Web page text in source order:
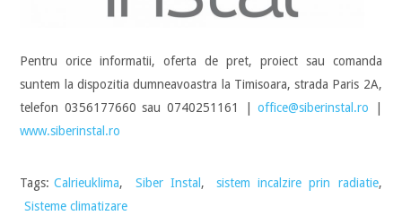
Pentru orice informatii, oferta de pret, proiect sau comanda
suntem la dispozitia dumneavoastra la Timisoara, strada Paris 2A,
telefon 0356177660 sau 0740251161 |office@siberinstal.ro
www.siberinstal.ro
Tags: Calrieuklima, Siber Instal , sistem incalzire prin radiatie,
Sisteme climatizare